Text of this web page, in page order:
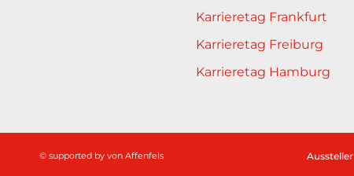
Karrieretag Frankfurt
Karrieretag Freiburg
Karrieretag Hamburg
© supported by von Affenfels Aussteller